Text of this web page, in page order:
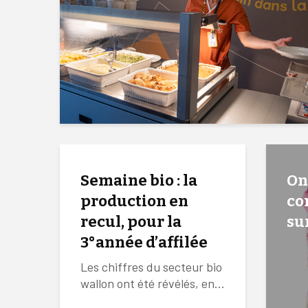
Semaine bio : la
production en
recul, pour la
3°année d’affilée
Les chiffres du secteur bio
wallon ont été révélés, en...